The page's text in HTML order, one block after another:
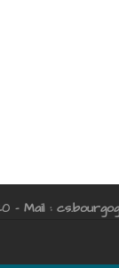
Mail :